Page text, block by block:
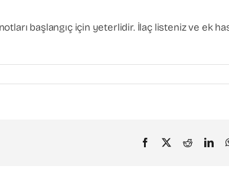
başlangıç için yeterlidir. İlaç listeniz ve ek
Facebook Reddit